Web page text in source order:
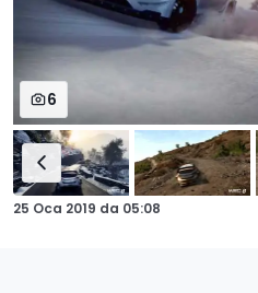
6
25 Oca 2019 da 05:08